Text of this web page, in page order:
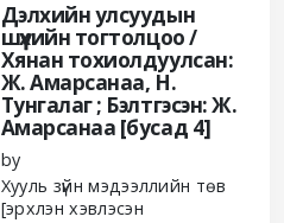
Дэлхийн улсуудын
шүүхийн тогтолцоо /
Хянан тохиолдуулсан:
Ж. Амарсанаа, Н.
Тунгалаг ; Бэлтгэсэн: Ж.
Амарсанаа [бусад 4]
by
Хууль зүйн мэдээллийн төв
[эрхлэн хэвлэсэн